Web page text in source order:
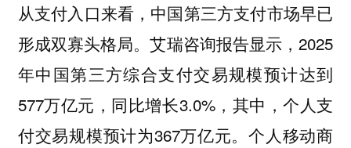
从支付入口来看，中国第三方支付市场早已
形成双寡头格局。艾瑞咨询报告显示，2025
年中国第三方综合支付交易规模预计达到
577万亿元，同比增长3.0%，其中，个人支
付交易规模预计为367万亿元。个人移动商